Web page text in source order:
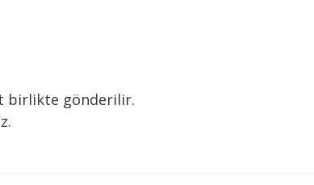
birlikte gönderilir.